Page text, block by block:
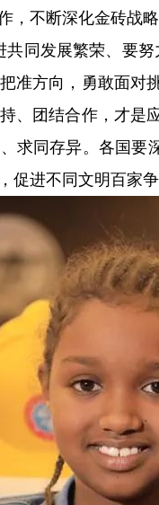
，不断深化金砖战
发展繁荣、要努
准方向，勇敢面
、团结合作，才
求同存异。各国要
促进不同文明百家